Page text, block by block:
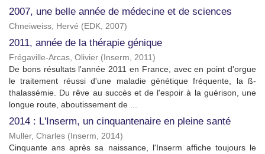
2007, une belle année de médecine et de sciences
Chneiweiss, Hervé (EDK, 2007)
2011, année de la thérapie génique
Frégaville-Arcas, Olivier ( Inserm, 2011)
De bons résultats l'année 2011 en France, avec en point d'orgue
le traitement réussi d'une maladie génétique fréquente, la ß-
thalassémie. Du rêve au succès et de l'espoir à la guérison, une
longue route, aboutissement de ...
2014 : L'Inserm, un cinquantenaire en pleine santé
Muller, Charles ( Inserm, 2014)
Cinquante ans après sa naissance, l'Inserm affiche toujours le